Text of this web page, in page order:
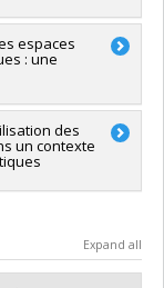
climatiques
espaces
: une
des
un contexte
Expand all